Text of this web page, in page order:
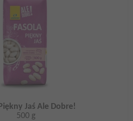
Jaś Ale Dobre!
500 g